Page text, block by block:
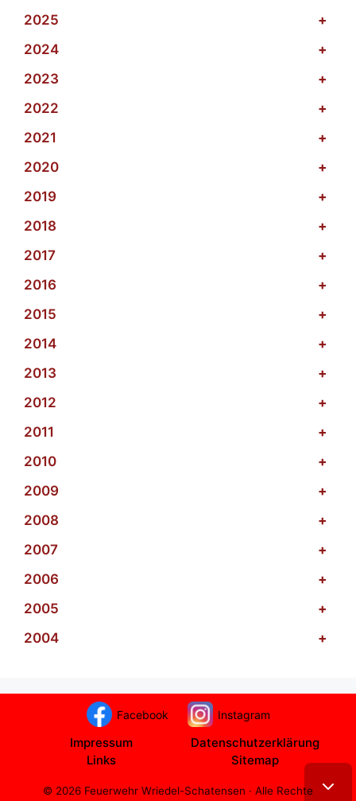
2025
+
2024
+
2023
+
2022
+
2021
+
2020
+
2019
+
2018
+
2017
+
2016
+
2015
+
2014
+
2013
+
2012
+
2011
+
2010
+
2009
+
2008
+
2007
+
2006
+
2005
+
2004
+
Facebook Instagram
Impressum
Datenschutzerklärung
Links
Sitemap
© 2026 Feuerwehr Wriedel-Schatensen · Alle Rechte